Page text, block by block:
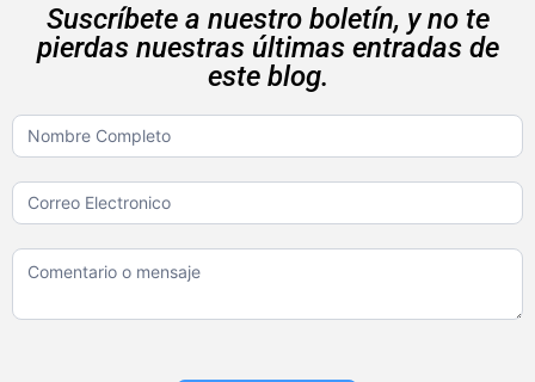
Suscríbete a nuestro boletín, y no te
pierdas nuestras últimas entradas de
este blog.
Boletin